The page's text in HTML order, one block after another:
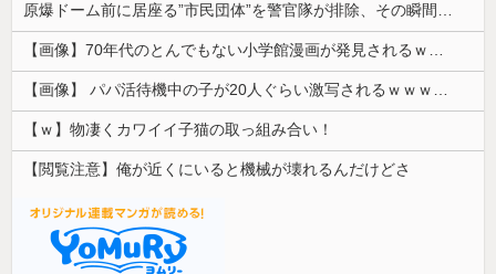
原爆ドーム前に居座る”市民団体”を警官隊が排除、その瞬間に周囲で見守っていた観客たちが……
【画像】70年代のとんでもない小学館漫画が発見されるｗｗｗｗｗ
【画像】 パパ活待機中の子が20人ぐらい激写されるｗｗｗｗｗｗｗｗｗｗｗ
【ｗ】物凄くカワイイ子猫の取っ組み合い！
【閲覧注意】俺が近くにいると機械が壊れるんだけどさ